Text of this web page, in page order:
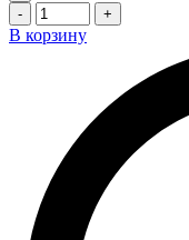
-
+
В корзину